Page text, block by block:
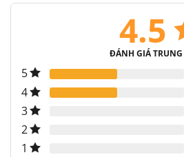
4.5
ĐÁNH GIÁ
5
4
3
2
1